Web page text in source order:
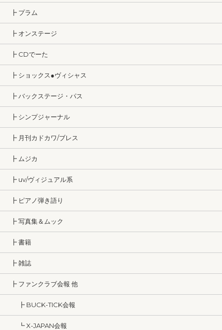
┣ プラム
┣ オンステージ
┣ CDでーた
┣ ショックス●ヴィシャス
┣ バックステージ・パス
┣ シンプジャーナル
┣ 月刊カドカワ/ブレス
┣ ムジカ
┣ uv/ヴィジュアル系
┣ ピアノ弾き語り
┣ 写真集＆ムック
┣ 書籍
┣ 雑誌
┣ ファンクラブ会報 他
┣ BUCK-TICK会報
┗ X-JAPAN会報